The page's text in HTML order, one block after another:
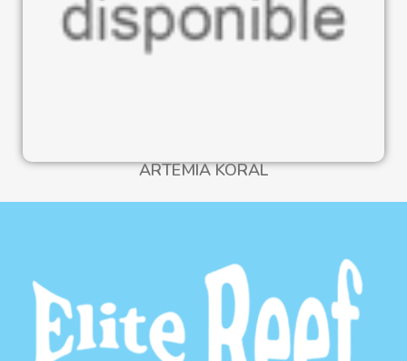
ARTEMIA KORAL